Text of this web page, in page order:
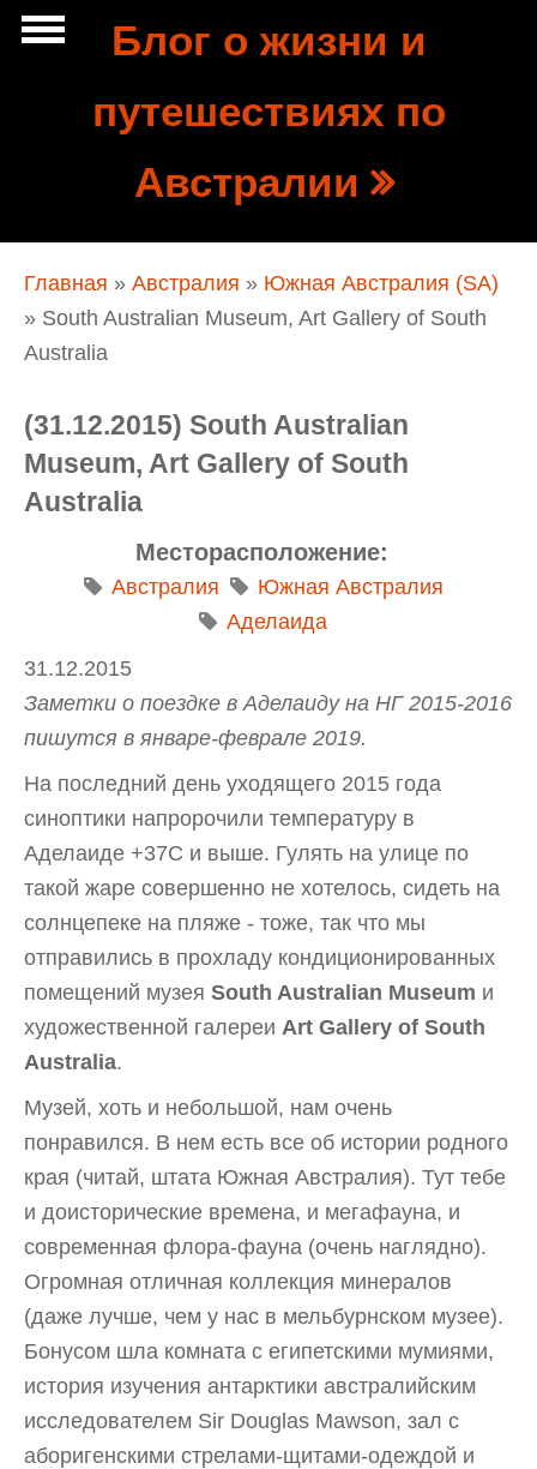
Перейти к основному содержанию
Блог о жизни и
путешествиях по
Австралии
Navigation
Вы здесь
Главная » Австралия » Южная Австралия (SA)
» South Australian Museum, Art Gallery of South
Australia
(31.12.2015) South Australian
Museum, Art Gallery of South
Australia
Месторасположение:
Австралия
Южная Австралия
Аделаида
31.12.2015
Заметки о поездке в Аделаиду на НГ 2015-2016
пишутся в январе-феврале 2019.
На последний день уходящего 2015 года
синоптики напророчили температуру в
Аделаиде +37С и выше. Гулять на улице по
такой жаре совершенно не хотелось, сидеть на
солнцепеке на пляже - тоже, так что мы
отправились в прохладу кондиционированных
помещений музея South Australian Museum и
художественной галереи Art Gallery of South
Australia.
Музей, хоть и небольшой, нам очень
понравился. В нем есть все об истории родного
края (читай, штата Южная Австралия). Тут тебе
и доисторические времена, и мегафауна, и
современная флора-фауна (очень наглядно).
Огромная отличная коллекция минералов
(даже лучше, чем у нас в мельбурнском музее).
Бонусом шла комната с египетскими мумиями,
история изучения антарктики австралийским
исследователем Sir Douglas Mawson, зал с
аборигенскими стрелами-щитами-одеждой и